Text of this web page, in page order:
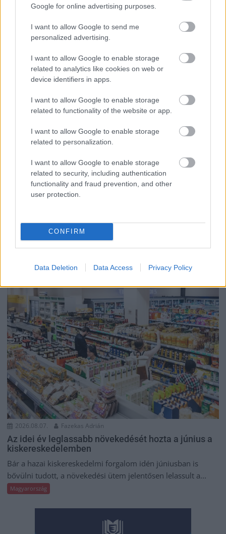
Google for online advertising purposes.
I want to allow Google to send me
personalized advertising.
I want to allow Google to enable storage
related to analytics like cookies on web or
device identifiers in apps.
I want to allow Google to enable storage
related to functionality of the website or app.
I want to allow Google to enable storage
related to personalization.
I want to allow Google to enable storage
related to security, including authentication
functionality and fraud prevention, and other
user protection.
CONFIRM
Data Deletion Data Access Privacy Policy
Már nincs mentelmi joga, mivel kiugrott a Fidesz-frakcióból
Magyarország
2026.08.07. Fazekas Adrián
Szigorú hatósági vizsgálat alá vonják az akkumulátorgyártás
teljes működési láncát Magyarországon. Az augusztus 1-jétől
Magyarország
2026.08.07. Fazekas Adrián
Az idei év leglassabb növekedését hozta a június a
kiskereskedelemben
Bár a hazai kiskereskedelmi forgalom idén júniusban is
bővülni tudott, a növekedési ütem jelentősen lelassult a...
Magyarország